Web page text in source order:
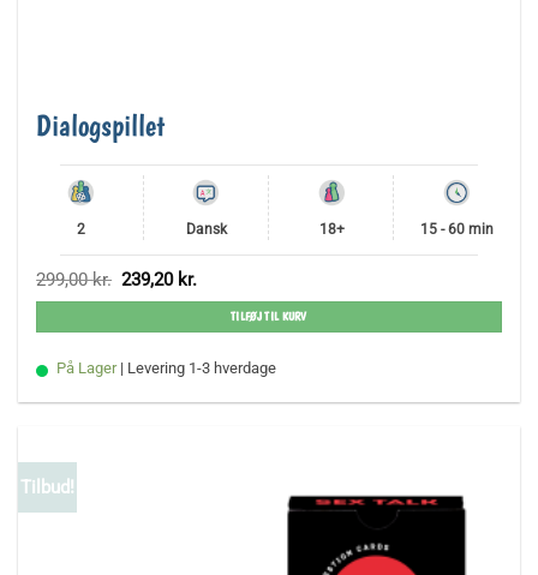
Dialogspillet
2 Dansk 18+ 15 - 60 min
299,00kr. Den
oprindelige
pris
299,00 kr..
239,20 kr.
aktuelle
pris
239,20 kr..
TILFØJ TIL KURV
På Lager | Levering 1-3 hverdage
Tilbud!